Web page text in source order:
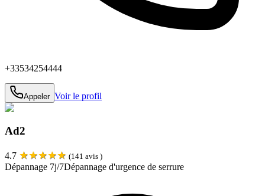
+33534254444
Appeler Voir le profil
Ad2
4.7 ★★★★★ (141 avis )
Dépannage 7j/7Dépannage d'urgence de serrure